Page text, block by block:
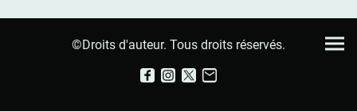
©Droits d'auteur. Tous droits réservés.